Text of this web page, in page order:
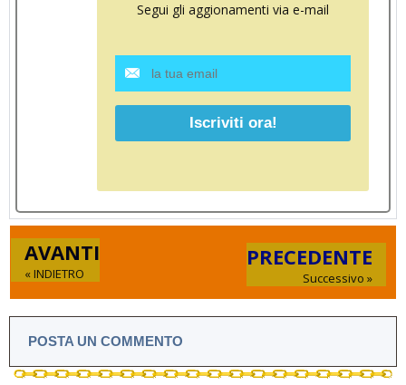
Segui gli aggionamenti via e-mail
AVANTI
« INDIETRO
PRECEDENTE
Successivo »
POSTA UN COMMENTO